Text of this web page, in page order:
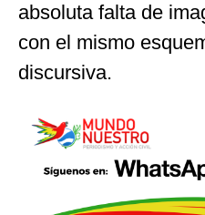
absoluta falta de
con el mismo
discursiva.